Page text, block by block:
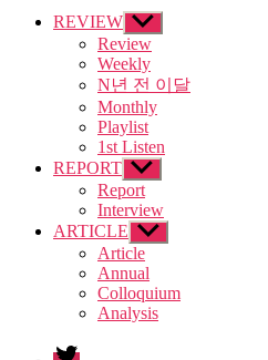
REVIEW Show
sub
menu
Review
Weekly
N년 전 이달
Monthly
Playlist
1st Listen
REPORT Show
sub
menu
Report
Interview
ARTICLE Show
sub
menu
Article
Annual
Colloquium
Analysis
twitter